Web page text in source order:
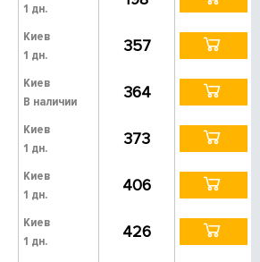
1 дн.
Киев
1 дн.
357
Киев
В наличии
364
Киев
1 дн.
373
Киев
1 дн.
406
Киев
1 дн.
426